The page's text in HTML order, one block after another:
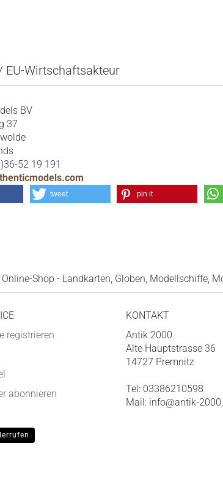
EU-Wirtschaftsakteur
BV
37
52 19 191
tweet pin it
Shop - Landkarten, Globen, Modellschiffe,
registrieren
abonnieren
KONTAKT
Antik 2000
Alte Hauptstrasse 36
14727 Premnitz
Tel: 03386210598
Mail: info@antik-